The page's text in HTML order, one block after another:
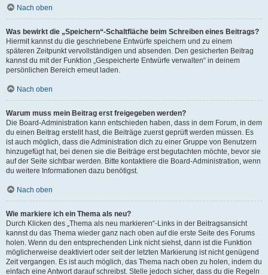
Nach oben
Was bewirkt die „Speichern“-Schaltfläche beim Schreiben eines Beitrags?
Hiermit kannst du die geschriebene Entwürfe speichern und zu einem
späteren Zeitpunkt vervollständigen und absenden. Den gesicherten Beitrag
kannst du mit der Funktion „Gespeicherte Entwürfe verwalten“ in deinem
persönlichen Bereich erneut laden.
Nach oben
Warum muss mein Beitrag erst freigegeben werden?
Die Board-Administration kann entschieden haben, dass in dem Forum, in dem
du einen Beitrag erstellt hast, die Beiträge zuerst geprüft werden müssen. Es
ist auch möglich, dass die Administration dich zu einer Gruppe von Benutzern
hinzugefügt hat, bei denen sie die Beiträge erst begutachten möchte, bevor sie
auf der Seite sichtbar werden. Bitte kontaktiere die Board-Administration, wenn
du weitere Informationen dazu benötigst.
Nach oben
Wie markiere ich ein Thema als neu?
Durch Klicken des „Thema als neu markieren“-Links in der Beitragsansicht
kannst du das Thema wieder ganz nach oben auf die erste Seite des Forums
holen. Wenn du den entsprechenden Link nicht siehst, dann ist die Funktion
möglicherweise deaktiviert oder seit der letzten Markierung ist nicht genügend
Zeit vergangen. Es ist auch möglich, das Thema nach oben zu holen, indem du
einfach eine Antwort darauf schreibst. Stelle jedoch sicher, dass du die Regeln